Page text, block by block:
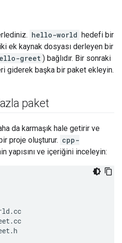
hello-world hedefi bir
ek kaynak dosyası derleyen bir
greet ) bağlıdır. Bir sonraki
giderek başka bir paket ekleyin.
paket
da karmaşık hale getirir ve
proje oluşturur. cpp-
yapısını ve içeriğini inceleyin: